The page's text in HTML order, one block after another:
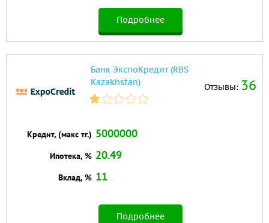
Подробнее
Банк ЭкспоКредит (RBS
Kazakhstan)
Отзывы: 36
Подробнее
Кредит, (макс тг.) 5000000
Ипотека, % 20.49
Вклад, % 11